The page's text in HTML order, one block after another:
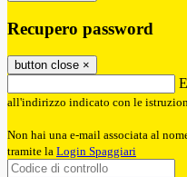
Recupero password
button close ×
all'indirizzo indicato con le
Non hai una e-mail associata al
tramite la Login Spaggiari